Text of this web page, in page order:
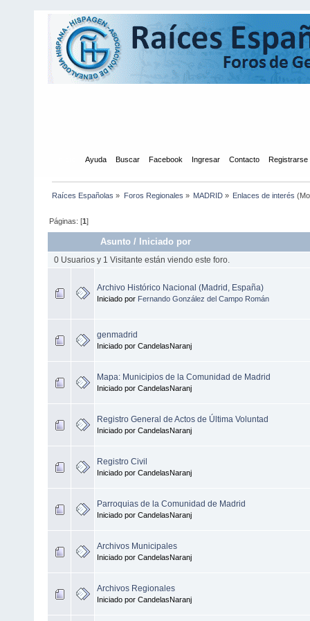
Ayuda Buscar Facebook Ingresar Contacto Registrarse
Raíces Españolas » Foros Regionales » MADRID» Enlaces de interés
Páginas: [1]
Asunto / Iniciado por
0 Usuarios y 1 Visitante están viendo este foro.
Archivo Histórico Nacional (Madrid, España)
Iniciado por Fernando González del Campo Román
genmadrid
Iniciado por CandelasNaranj
Mapa: Municipios de la Comunidad de Madrid
Iniciado por CandelasNaranj
Registro General de Actos de Última Voluntad
Iniciado por CandelasNaranj
Registro Civil
Iniciado por CandelasNaranj
Parroquias de la Comunidad de Madrid
Iniciado por CandelasNaranj
Archivos Municipales
Iniciado por CandelasNaranj
Archivos Regionales
Iniciado por CandelasNaranj